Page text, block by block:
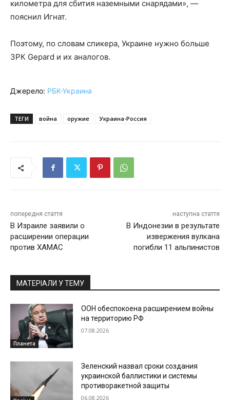
километра для сбития наземными снарядами», —
пояснил Игнат.
Поэтому, по словам спикера, Украине нужно больше
ЗРК Gepard и их аналогов.
Джерело: РБК-Украина
ТЕГИ война оружие Украина-Россия
попередня стаття
В Израиле заявили о
расширении операции
против ХАМАС
наступна стаття
В Индонезии в результате
извержения вулкана
погибли 11 альпинистов
МАТЕРІАЛИ У ТЕМУ
Планета
ООН обеспокоена расширением войны
на территорию РФ
07.08.2026
Зеленский назвал сроки создания
украинской баллистики и системы
противоракетной защиты
06.08.2026